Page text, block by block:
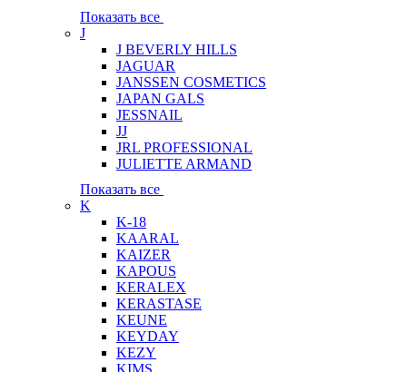
Показать все
J
J BEVERLY HILLS
JAGUAR
JANSSEN COSMETICS
JAPAN GALS
JESSNAIL
JJ
JRL PROFESSIONAL
JULIETTE ARMAND
Показать все
K
K-18
KAARAL
KAIZER
KAPOUS
KERALEX
KERASTASE
KEUNE
KEYDAY
KEZY
KIMS